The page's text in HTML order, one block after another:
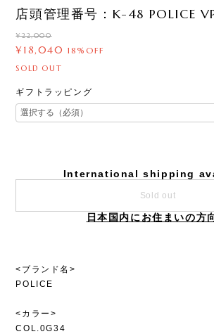
店頭管理番号：K-48 POLICE
¥22,000
¥18,040 18%OFF
SOLD OUT
ギフトラッピング
International shipping
Sold out
日本国内にお住まいの方
<ブランド名>
POLICE
<カラー>
COL.0G34